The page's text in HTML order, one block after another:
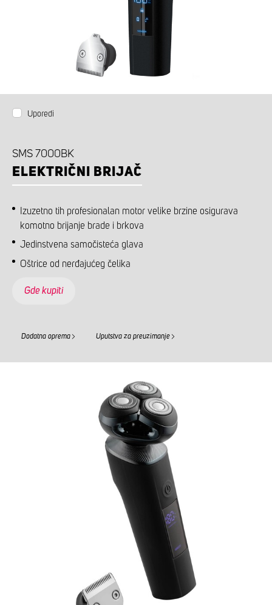
Uporedi
SMS 7000BK
ELEKTRIČNI BRIJAČ
Izuzetno tih profesionalan motor velike brzine osigurava
komotno brijanje brade i brkova
Jedinstvena samočisteća glava
Oštrice od nerđajućeg čelika
Gde kupiti
Dodatna oprema Uputstva za preuzimanje